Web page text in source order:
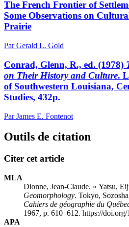
The French Frontier of
Some Observations on
Prairie
Par Gerald L. Gold
Conrad, Glenn, R., ed. (1978)
on Their History and Culture.
of Southwestern Louisiana,
Studies, 432p.
Par James E. Fontenot
Outils de citation
Citer cet article
MLA
Dionne, Jean-Claude. « Yatsu,
Geomorphology. Tokyo,
Cahiers de géographie du
1967, p. 610–612. https://
APA